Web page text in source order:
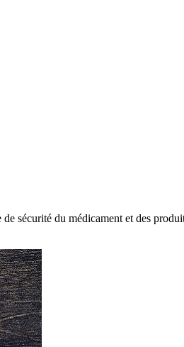
de sécurité du médicament et des